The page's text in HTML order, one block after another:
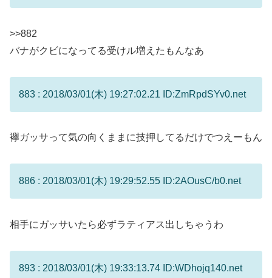
>>882
バナがクビになってる受けル増えたもんなあ
883 : 2018/03/01(木) 19:27:02.21 ID:ZmRpdSYv0.net
襷ガッサって気の向くままに技押してるだけでつえーもん
886 : 2018/03/01(木) 19:29:52.55 ID:2AOusC/b0.net
相手にガッサいたら必ずラティアス出しちゃうわ
893 : 2018/03/01(木) 19:33:13.74 ID:WDhojq140.net